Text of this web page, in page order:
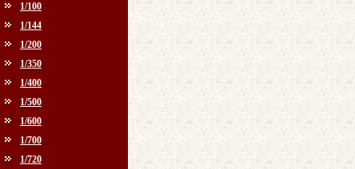
1/100
1/144
1/200
1/350
1/400
1/500
1/600
1/700
1/720